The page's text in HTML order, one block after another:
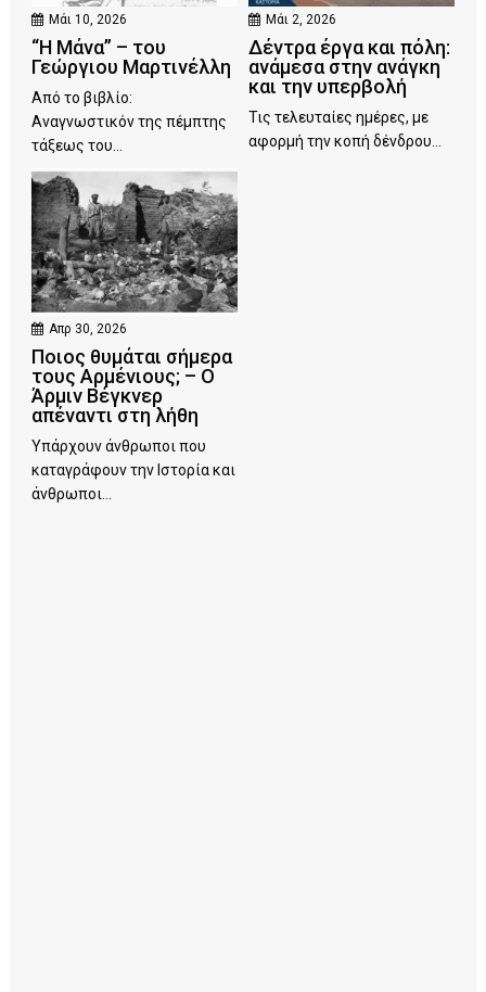
Μάι 10, 2026
“Η Μάνα” – του
Γεώργιου Μαρτινέλλη
Από το βιβλίο:
Αναγνωστικόν της πέμπτης
τάξεως του...
Μάι 2, 2026
Δέντρα έργα και πόλη:
ανάμεσα στην ανάγκη
και την υπερβολή
Τις τελευταίες ημέρες, με
αφορμή την κοπή δένδρου...
Απρ 30, 2026
Ποιος θυμάται σήμερα
τους Αρμένιους; – Ο
Άρμιν Βέγκνερ
απέναντι στη λήθη
Υπάρχουν άνθρωποι που
καταγράφουν την Ιστορία και
άνθρωποι...